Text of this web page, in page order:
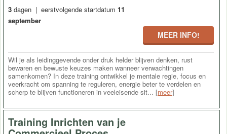
3 dagen | eerstvolgende startdatum 11
september
MEER INFO!
Wil je als leidinggevende onder druk helder blijven denken, rust
bewaren en bewuste keuzes maken wanneer verwachtingen
samenkomen? In deze training ontwikkel je mentale regie, focus en
veerkracht om spanning te reguleren, energie beter te verdelen en
scherp te blijven functioneren in veeleisende sit... [meer]
Training Inrichten van je